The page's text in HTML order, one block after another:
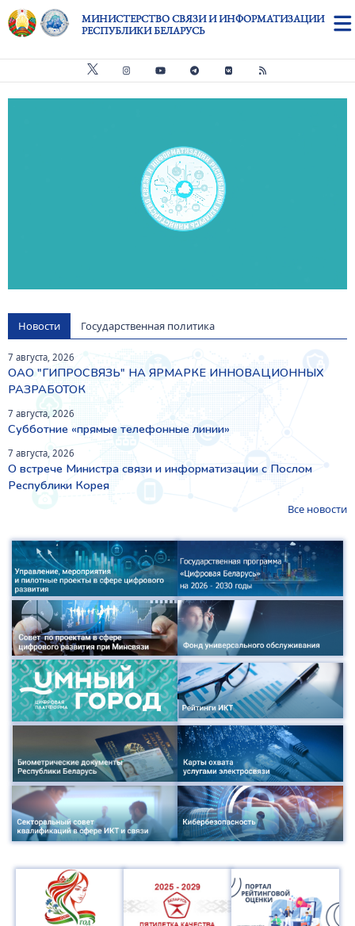
Перейти к основному содержанию
МИНИСТЕРСТВО СВЯЗИ И ИНФОРМАТИЗАЦИИ
РЕСПУБЛИКИ БЕЛАРУСЬ
Новости Государственная политика
7 августа, 2026
ОАО "ГИПРОСВЯЗЬ" НА ЯРМАРКЕ ИННОВАЦИОННЫХ
РАЗРАБОТОК
7 августа, 2026
Субботние «прямые телефонные линии»
7 августа, 2026
О встрече Министра связи и информатизации с Послом
Республики Корея
Все новости